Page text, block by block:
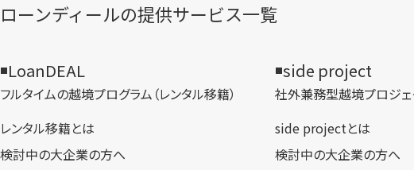
ローンディールの​提供サービス一覧
LoanDEAL
フルタイムの越境プログラム​（レンタル移籍）
レンタル移籍とは
検討中の大企業の方へ
side project
社外兼務型​越境プロジェ
side projectとは
検討中の大企業の方へ